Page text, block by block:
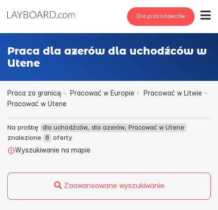
Dla pracodawców
Praca dla azerów dla uchodźców w
Utene
Praca za granicą Pracować w Europie
Pracować w Litwie
Pracować w Utene
Na prośbę dla uchodźców, dla azerów, Pracować w Utene
znalezione
8
oferty
Wyszukiwanie na mapie
Zaawansowane wyszukiwanie